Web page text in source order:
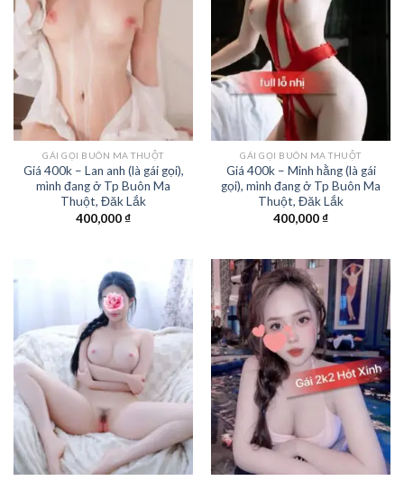
GÁI GỌI BUÔN MA THUỘT
Giá 400k – Lan anh (là gái gọi),
mình đang ở Tp Buôn Ma
Thuột, Đăk Lắk
400,000₫
GÁI GỌI BUÔN MA THUỘT
Giá 400k – Minh hằng (là gái
gọi), mình đang ở Tp Buôn Ma
Thuột, Đăk Lắk
400,000₫